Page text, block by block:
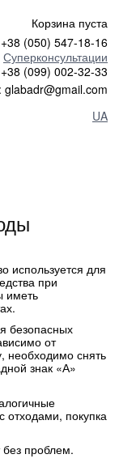
(050) 547-18-16
Суперконсультации
+38 (099) 002-32-33
glabadr@gmail.com
UA
Корзина пуста
используется для
при
иметь
безопасных
от
необходимо снять
знак «А»
отходами, покупка
без проблем.